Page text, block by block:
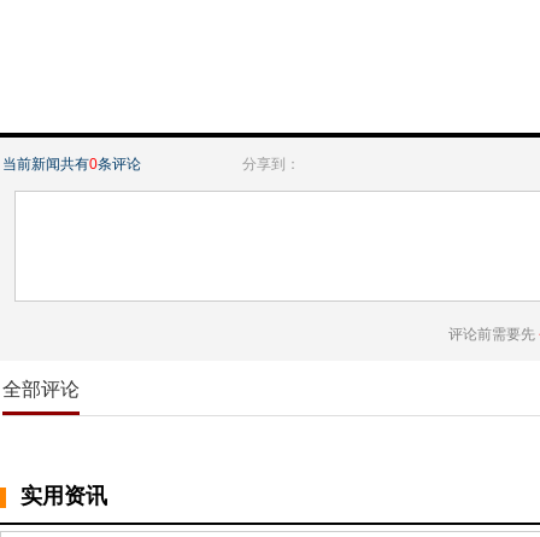
当前新闻共有0条评论 分享到：
评论前需要先
全部评论
实用资讯